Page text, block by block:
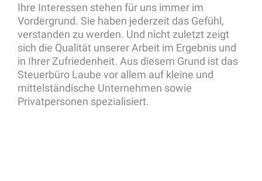
Ihre Interessen stehen für uns immer im
Vordergrund. Sie haben jederzeit das Gefühl,
verstanden zu werden. Und nicht zuletzt zeigt
sich die Qualität unserer Arbeit im Ergebnis und
in Ihrer Zufriedenheit. Aus diesem Grund ist das
Steuerbüro Laube vor allem auf kleine und
mittelständische Unternehmen sowie
Privatpersonen spezialisiert.